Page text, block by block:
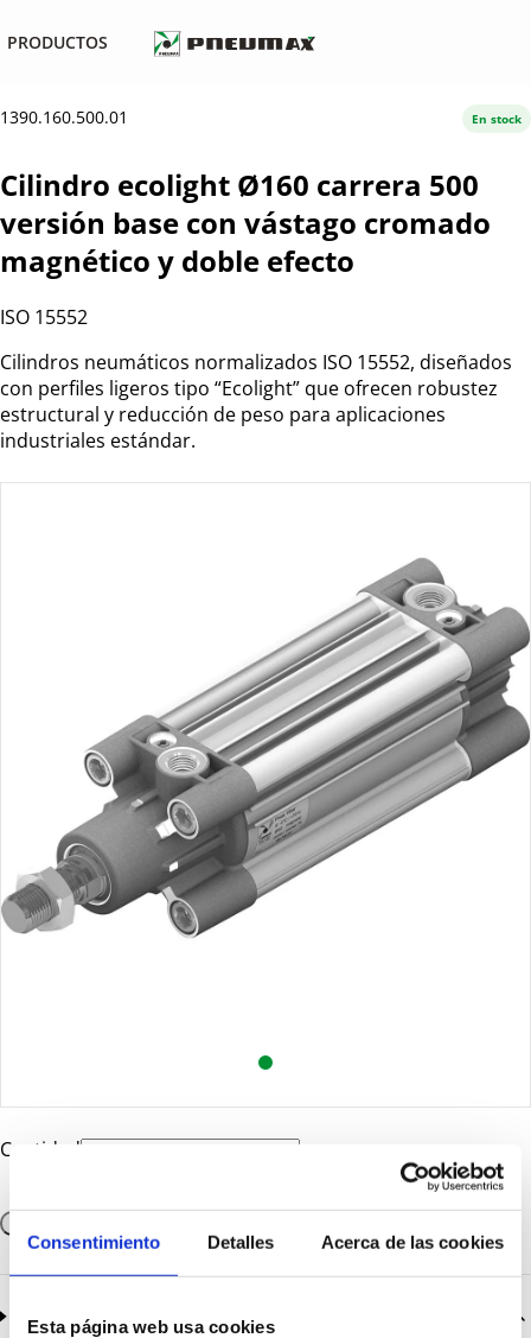
Consentimiento Detalles Acerca de las cookies
Esta página web usa cookies
PRODUCTOS
1390.160.500.01
Cilindro ecolight Ø160 carrera 500
versión base con vástago cromado
magnético y doble efecto
ISO 15552
Cilindros neumáticos normalizados ISO 15552, diseñados
con perfiles ligeros tipo “Ecolight” que ofrecen robustez
estructural y reducción de peso para aplicaciones
industriales estándar.
En stock
Cantidad
Documentación